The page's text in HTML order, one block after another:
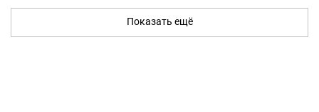
Показать ещё